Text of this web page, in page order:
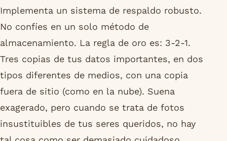
Implementa un sistema de respaldo robusto.
No confíes en un solo método de
almacenamiento. La regla de oro es: 3-2-1.
Tres copias de tus datos importantes, en dos
tipos diferentes de medios, con una copia
fuera de sitio (como en la nube). Suena
exagerado, pero cuando se trata de fotos
insustituibles de tus seres queridos, no hay